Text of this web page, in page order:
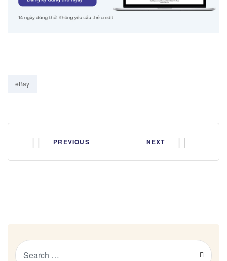
Tags:
eBay
PREVIOUS NEXT